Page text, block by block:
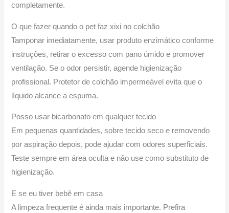
completamente.
O que fazer quando o pet faz xixi no colchão
Tamponar imediatamente, usar produto enzimático conforme
instruções, retirar o excesso com pano úmido e promover
ventilação. Se o odor persistir, agende higienização
profissional. Protetor de colchão impermeável evita que o
líquido alcance a espuma.
Posso usar bicarbonato em qualquer tecido
Em pequenas quantidades, sobre tecido seco e removendo
por aspiração depois, pode ajudar com odores superficiais.
Teste sempre em área oculta e não use como substituto de
higienização.
E se eu tiver bebê em casa
A limpeza frequente é ainda mais importante. Prefira